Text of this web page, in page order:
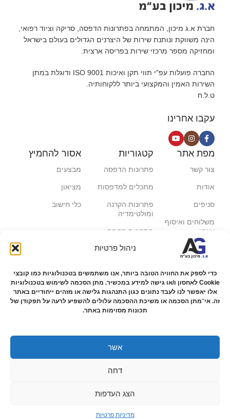
ניהול פרטיות
כדי לספק את החוויה הטובה ביותר, אנו משתמשים בטכנולוגיות כמו קובצי
Cookie לאחסון ו/או גישה למידע במכשיר. מתן הסכמה לשימוש בטכנולוגיות
אלו יאפשר לנו לעבד נתונים כגון התנהגות גלישה או מזהים ייחודיים באתר
זה. אי־מתן הסכמה או משיכת ההסכמה עלולים להשפיע לרעה על תפקודן של
תכונות מסוימות באתר.
אשר
דחה
הצג העדפות
מדיניות פרטיות
חברת א.ג מיכון, המתמחה בפתרונות הדפסה, סריקה וציוד רפואי,
הינה משווקת ונותנת שירות של היצרנים הגדולים בעולם בישראל
ומחזיקה מספר מרכזי שירות בפריסה ארצית.
החברה פועלות עפ"י תווי תקן ואיכות ISO 9001 ודוגלת במתן
השירות האמין והמקצועי ביותר ללקוחותיה.
ט.ל.ח
עקבו אחרינו
מפת אתר
צור קשר
אודות
סניפים
משלוחים ואיסוף
עצמי
מדריכים ומאמרים
מעבדת תיקונים
הצהרת נגישות
מדיניות החזרות
קטגוריות
פתרונות הדפסה
מתכלים למדפסות
פתרונות הקרנה
ומולטימדיה
פתרונות סריקה
פתרונות קמעונאות
אסור להחמיץ
מבצעים
מציאון
כלי חישוב